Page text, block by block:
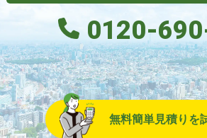
0120-
無料簡単見積りを